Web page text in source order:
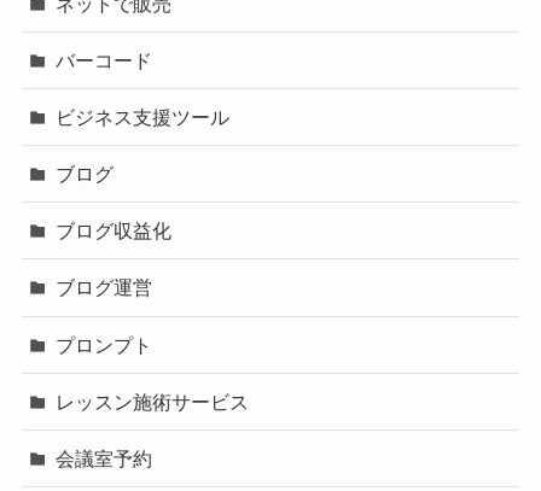
バーコード
ビジネス支援ツール
ブログ
ブログ収益化
ブログ運営
プロンプト
レッスン施術サービス
会議室予約